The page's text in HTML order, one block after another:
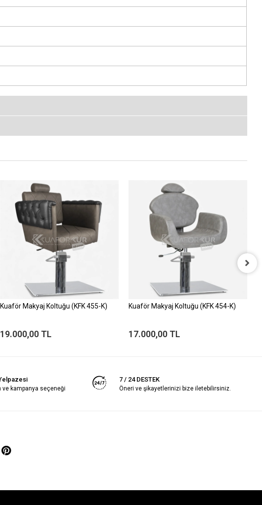
Kuaför Makyaj Koltuğu (KFK 455-K)
19.000,00 TL
Kuaför Makyaj Koltuğu (KFK 454-K)
17.000,00 TL
ve kampanya seçeneği
7 / 24 DESTEK
Öneri ve şikayetlerinizi bize iletebilirsiniz.